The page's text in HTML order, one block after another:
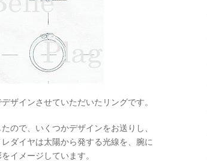
ザインさせていただいたリングです。
ので、いくつかデザインをお送りし、
ダイヤは太陽から発する光線を、腕に
イメージしています。